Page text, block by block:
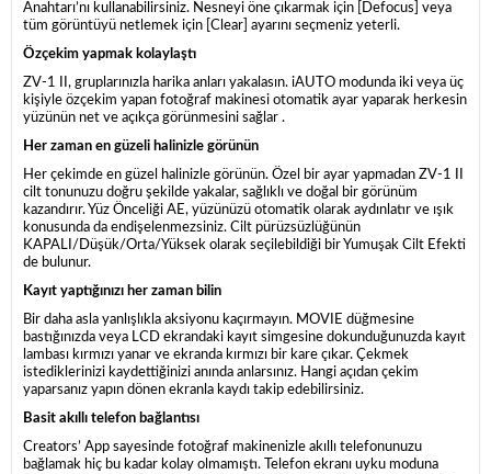
Anahtarı’nı kullanabilirsiniz. Nesneyi öne çıkarmak için [Defocus] veya
tüm görüntüyü netlemek için [Clear] ayarını seçmeniz yeterli.
Özçekim yapmak kolaylaştı
ZV-1 II, gruplarınızla harika anları yakalasın. iAUTO modunda iki veya üç
kişiyle özçekim yapan fotoğraf makinesi otomatik ayar yaparak herkesin
yüzünün net ve açıkça görünmesini sağlar .
Her zaman en güzeli halinizle görünün
Her çekimde en güzel halinizle görünün. Özel bir ayar yapmadan ZV-1 II
cilt tonunuzu doğru şekilde yakalar, sağlıklı ve doğal bir görünüm
kazandırır. Yüz Önceliği AE, yüzünüzü otomatik olarak aydınlatır ve ışık
konusunda da endişelenmezsiniz. Cilt pürüzsüzlüğünün
KAPALI/Düşük/Orta/Yüksek olarak seçilebildiği bir Yumuşak Cilt Efekti
de bulunur.
Kayıt yaptığınızı her zaman bilin
Bir daha asla yanlışlıkla aksiyonu kaçırmayın. MOVIE düğmesine
bastığınızda veya LCD ekrandaki kayıt simgesine dokunduğunuzda kayıt
lambası kırmızı yanar ve ekranda kırmızı bir kare çıkar. Çekmek
istediklerinizi kaydettiğinizi anında anlarsınız. Hangi açıdan çekim
yaparsanız yapın dönen ekranla kaydı takip edebilirsiniz.
Basit akıllı telefon bağlantısı
Creators’ App sayesinde fotoğraf makinenizle akıllı telefonunuzu
bağlamak hiç bu kadar kolay olmamıştı. Telefon ekranı uyku moduna